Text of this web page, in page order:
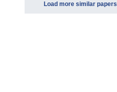
Load more similar papers